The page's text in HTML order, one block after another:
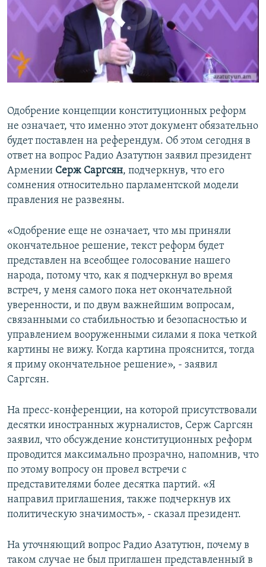
Հայերեն
Русский
SHARE
No media source currently available
Одобрение концепции конституционных реформ
не означает, что именно этот документ обязательно
будет поставлен на референдум. Об этом сегодня в
ответ на вопрос Радио Азатутюн заявил президент
Армении Серж Саргсян, подчеркнув, что его
сомнения относительно парламентской модели
правления не развеяны.
«Одобрение еще не означает, что мы приняли
окончательное решение, текст реформ будет
представлен на всеобщее голосование нашего
народа, потому что, как я подчеркнул во время
встреч, у меня самого пока нет окончательной
уверенности, и по двум важнейшим вопросам,
связанными со стабильностью и безопасностью и
управлением вооруженными силами я пока четкой
картины не вижу. Когда картина прояснится, тогда
я приму окончательное решение», - заявил
Саргсян.
На пресс-конференции, на которой присутствовали
десятки иностранных журналистов, Серж Саргсян
заявил, что обсуждение конституционных реформ
проводится максимально прозрачно, напомнив, что
по этому вопросу он провел встречи с
представителями более десятка партий. «Я
направил приглашения, также подчеркнув их
политическую значимость», - сказал президент.
На уточняющий вопрос Радио Азатутюн, почему в
таком случае не был приглашен представленный в